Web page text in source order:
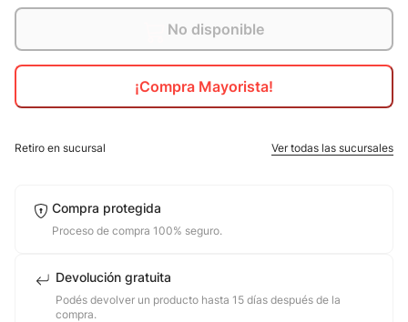
No disponible
¡Compra Mayorista!
Retiro en sucursal Ver todas las sucursales
Compra protegida
Proceso de compra 100% seguro.
Devolución gratuita
Podés devolver un producto hasta 15 días después de la
compra.
6. caterpillar
9. calzado